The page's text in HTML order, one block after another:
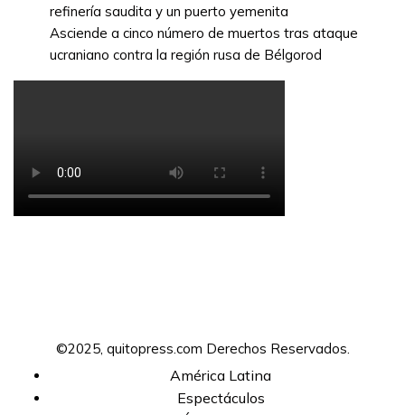
refinería saudita y un puerto yemenita
Asciende a cinco número de muertos tras ataque
ucraniano contra la región rusa de Bélgorod
©2025, quitopress.com Derechos Reservados.
América Latina
Espectáculos